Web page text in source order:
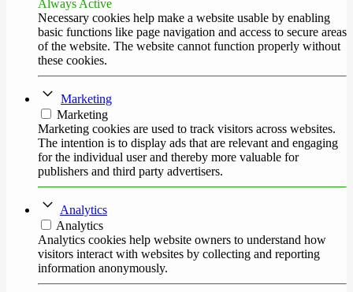
Always Active
Necessary cookies help make a website usable by enabling
basic functions like page navigation and access to secure areas
of the website. The website cannot function properly without
these cookies.
Marketing
Marketing
Marketing cookies are used to track visitors across websites.
The intention is to display ads that are relevant and engaging
for the individual user and thereby more valuable for
publishers and third party advertisers.
Analytics
Analytics
Analytics cookies help website owners to understand how
visitors interact with websites by collecting and reporting
information anonymously.